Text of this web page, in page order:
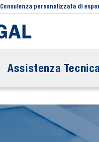
Consulenza personalizzata di
Assistenza